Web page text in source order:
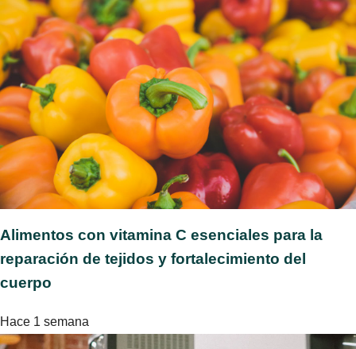
Alimentos con vitamina C esenciales para la
reparación de tejidos y fortalecimiento del
cuerpo
Hace 1 semana